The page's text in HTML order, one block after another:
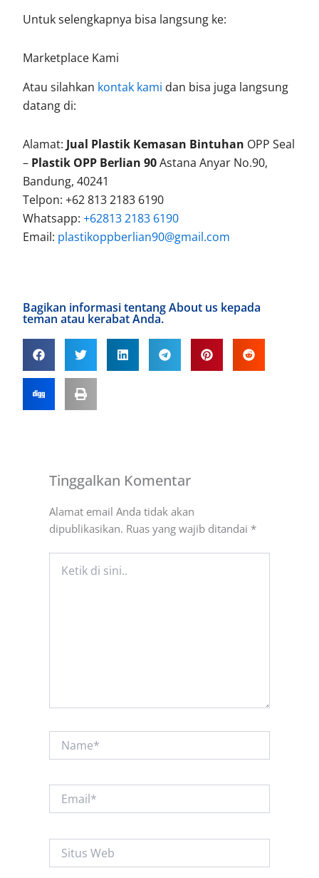
Untuk selengkapnya bisa langsung ke:
Marketplace Kami
Atau silahkan kontak kami dan bisa juga langsung
datang di:
Alamat: Jual Plastik Kemasan Bintuhan OPP Seal
– Plastik OPP Berlian 90Astana Anyar No.90,
Bandung, 40241
Telpon: +62 813 2183 6190
Whatsapp:+62813 2183 6190
Email: plastikoppberlian90@gmail.com
Bagikan informasi tentang About us kepada
teman atau kerabat Anda.
Tinggalkan Komentar
Alamat email Anda tidak akan
dipublikasikan. Ruas yang wajib ditandai *
Situs
Web